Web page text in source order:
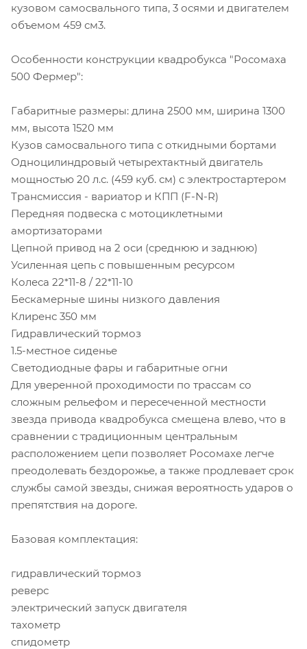
кузовом самосвального типа, 3 осями и двигателем
объемом 459 см3.
Особенности конструкции квадробукса "Росомаха
500 Фермер":
Габаритные размеры: длина 2500 мм, ширина 1300
мм, высота 1520 мм
Кузов самосвального типа с откидными бортами
Одноцилиндровый четырехтактный двигатель
мощностью 20 л.с. (459 куб. см) с электростартером
Трансмиссия - вариатор и КПП (F-N-R)
Передняя подвеска с мотоциклетными
амортизаторами
Цепной привод на 2 оси (среднюю и заднюю)
Усиленная цепь с повышенным ресурсом
Колеса 22*11-8 / 22*11-10
Бескамерные шины низкого давления
Клиренс 350 мм
Гидравлический тормоз
1.5-местное сиденье
Светодиодные фары и габаритные огни
Для уверенной проходимости по трассам со
сложным рельефом и пересеченной местности
звезда привода квадробукса смещена влево, что в
сравнении с традиционным центральным
расположением цепи позволяет Росомахе легче
преодолевать бездорожье, а также продлевает срок
службы самой звезды, снижая вероятность ударов о
препятствия на дороге.
Базовая комплектация:
гидравлический тормоз
реверс
электрический запуск двигателя
тахометр
спидометр